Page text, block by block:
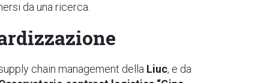
da una ricerca.
chain management della Liuc, e da